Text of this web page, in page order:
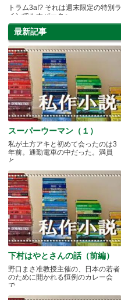
トラム3a!? それは週末限定の特別ラ
インでルナパークへ
最新記事
スーパーウーマン（１）
私が土方アキと初めて会ったのは3
年前。通勤電車の中だった。満員
と.....
下村はやとさんの話（前編）
野口まさ准教授主催の、日本の若者
のために開かれる恒例のカレー会
で.....